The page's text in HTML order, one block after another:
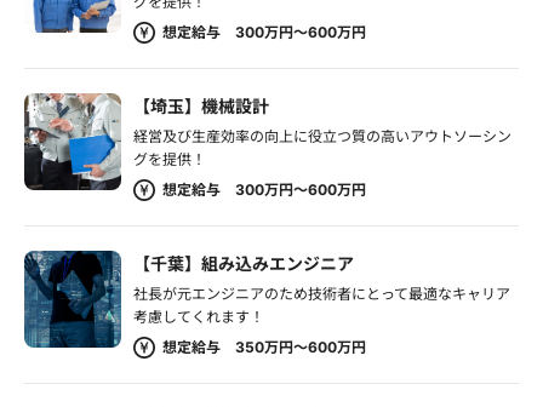
想定給与 300万円～600万円
【埼玉】機械設計
経営及び生産効率の向上に役立つ質の高いアウトソーシン
グを提供！
想定給与 300万円～600万円
【千葉】組み込みエンジニア
社長が元エンジニアのため技術者にとって最適なキャリア
考慮してくれます！
想定給与 350万円～600万円